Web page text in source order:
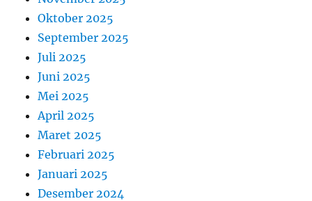
Oktober 2025
September 2025
Juli 2025
Juni 2025
Mei 2025
April 2025
Maret 2025
Februari 2025
Januari 2025
Desember 2024